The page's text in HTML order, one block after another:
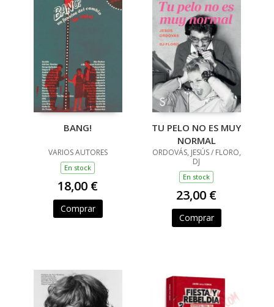
BANG!
VARIOS AUTORES
En stock
18,00 €
Comprar
TU PELO NO ES MUY
NORMAL
ORDOVÁS, JESÚS / FLORO,
DJ
En stock
23,00 €
Comprar